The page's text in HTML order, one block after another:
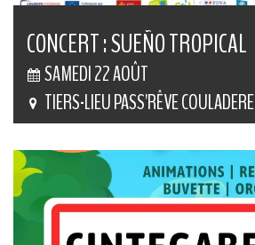
CONCERT : SUEÑO TROPICAL
SAMEDI 22 AOÛT
TIERS-LIEU PASS'RÊVE COULADERE